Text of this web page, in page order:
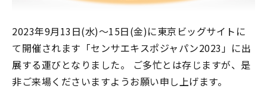
マノスターとは？
認証取得について
事業内容
2023年9月13日(水)～15日(金)に東京ビッグサイトに
て開催されます 「センサエキスポジャパン2023」 に出
展する運びとなりました。 ご多忙とは存じますが、是
非ご来場くださいますようお願い申し上げます。